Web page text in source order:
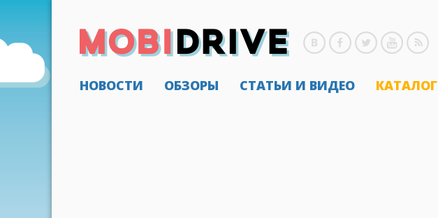
НОВОСТИ ОБЗОРЫ СТАТЬИ И ВИДЕО КАТАЛОГ